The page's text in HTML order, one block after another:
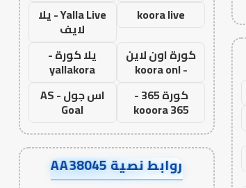
koora live
Yalla Live - يلا
لايف
كورة اون لاين
- koora onl
يلا كورة -
yallakora
كورة 365 -
kooora 365
اس جول - AS
Goal
روابط نصية AA38045